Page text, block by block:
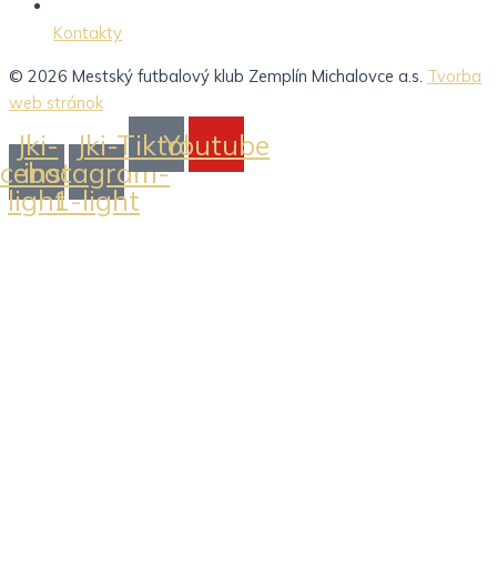
Kontakty
© 2026 Mestský futbalový klub Zemplín Michalovce a.s. Tvorba
web stránok
Jki-
light
Jki-
instagram-
1-light
TiktokYoutube